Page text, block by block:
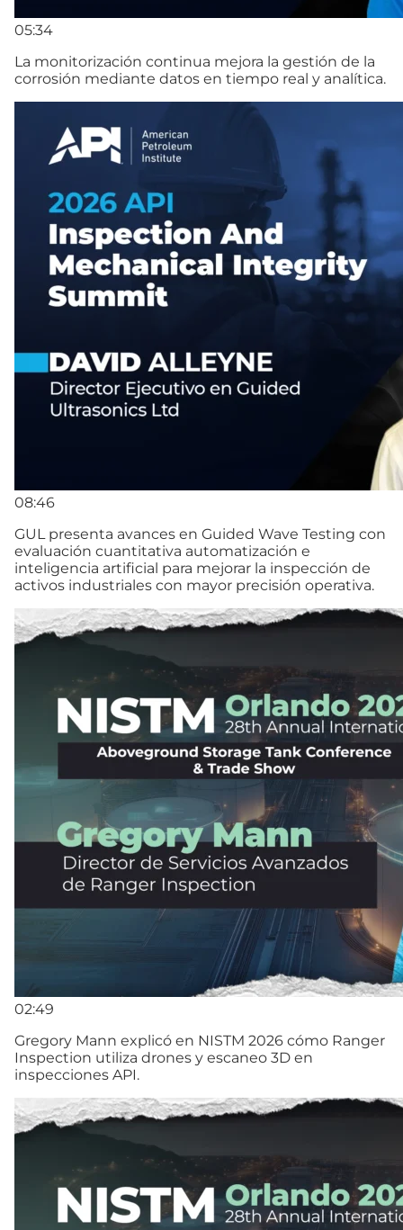
05:34
La monitorización continua mejora la gestión de la
corrosión mediante datos en tiempo real y analítica.
08:46
GUL presenta avances en Guided Wave Testing con
evaluación cuantitativa automatización e
inteligencia artificial para mejorar la inspección de
activos industriales con mayor precisión operativa.
02:49
Gregory Mann explicó en NISTM 2026 cómo Ranger
Inspection utiliza drones y escaneo 3D en
inspecciones API.